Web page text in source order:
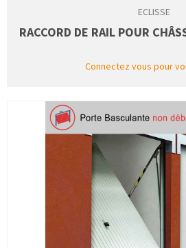
ECLISSE
RACCORD DE RAIL POUR
Connectez vous pour